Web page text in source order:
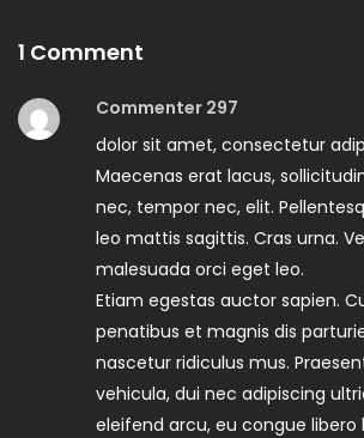
1 Comment
Commenter 297
dolor sit amet, consectetur
Maecenas erat lacus,
nec, tempor nec, elit.
leo mattis sagittis. Cras urna.
malesuada orci eget leo.
Etiam egestas auctor sapien.
penatibus et magnis dis
nascetur ridiculus mus.
vehicula, dui nec adipiscing
eleifend arcu, eu congue libero